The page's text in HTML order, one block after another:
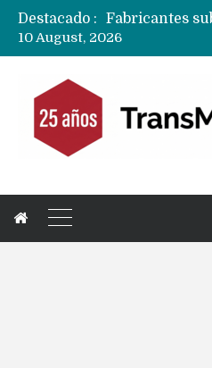
Destacado :
10 August, 2026